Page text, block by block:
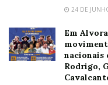
24 DE
Em
nacionais
Rodrigo,